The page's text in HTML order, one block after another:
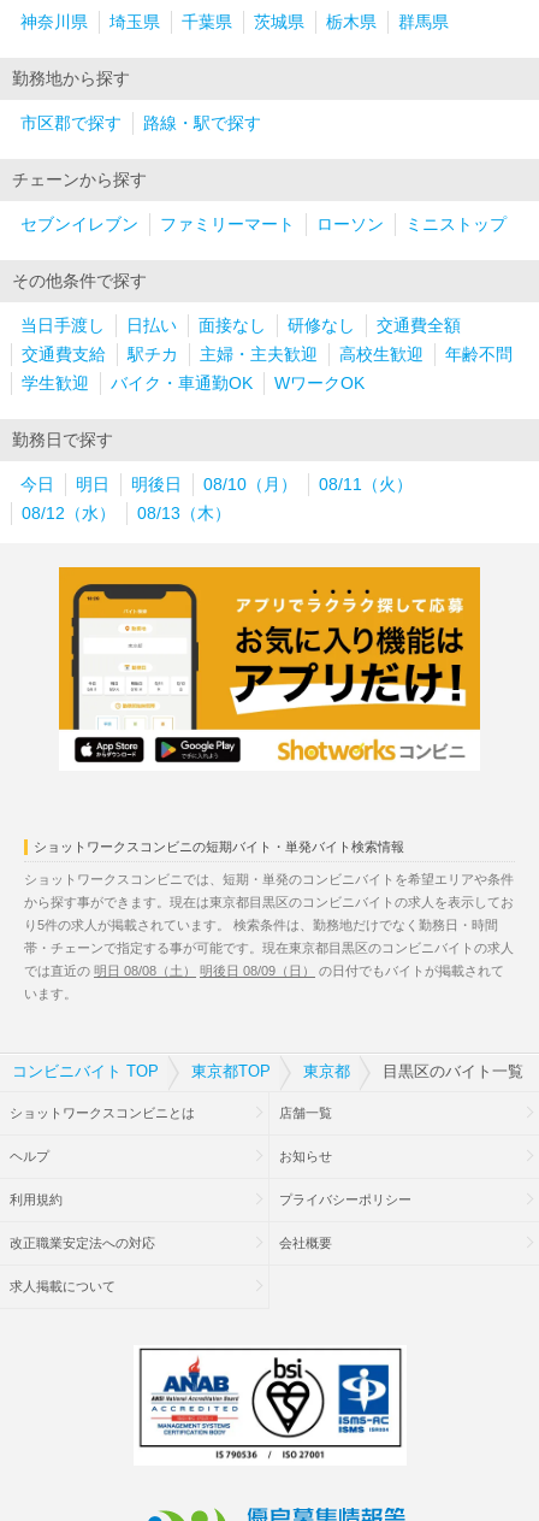
神奈川県 埼玉県 千葉県 茨城県 栃木県 群馬県
勤務地から探す
市区郡で探す 路線・駅で探す
チェーンから探す
セブンイレブン ファミリーマート ローソン ミニストップ
その他条件で探す
当日手渡し 日払い 面接なし 研修なし
交通費全額
交通費支給
駅チカ 主婦・主夫歓迎 高校生歓迎
年齢不問
学生歓迎
バイク・車通勤OK WワークOK
勤務日で探す
今日 明日 明後日 08/10（月）
08/11（火）
08/12（水）
08/13（木）
ショットワークスコンビニの短期バイト・単発バイト検索情報
ショットワークスコンビニでは、短期・単発のコンビニバイトを希望エリアや条件
から探す事ができます。現在は東京都目黒区のコンビニバイトの求人を表示してお
り5件の求人が掲載されています。 検索条件は、勤務地だけでなく勤務日・時間
帯・チェーンで指定する事が可能です。現在東京都目黒区のコンビニバイトの求人
では直近の 明日 08/08（土） 明後日 08/09（日）
の日付でもバイトが掲載されて
います。
コンビニバイト TOP 東京都TOP 東京都 目黒区のバイト一覧
ショットワークスコンビニとは 店舗一覧
ヘルプ お知らせ
利用規約 プライバシーポリシー
改正職業安定法への対応 会社概要
求人掲載について